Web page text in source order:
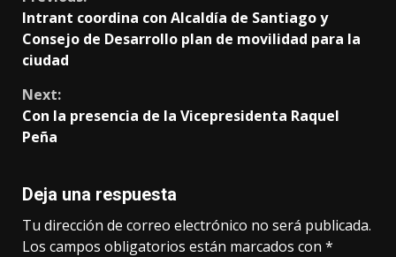
Reading
Intrant coordina con Alcaldía de Santiago y
Consejo de Desarrollo plan de movilidad para la
ciudad
Next:
Con la presencia de la Vicepresidenta Raquel
Peña
Deja una respuesta
Tu dirección de correo electrónico no será publicada.
Los campos obligatorios están marcados con *